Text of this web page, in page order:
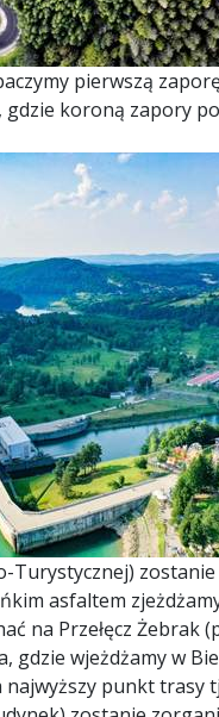
pierwszą
koroną zapory
Turystycznej)
asfaltem
na Przełęcz
wjeżdżamy w
punkt trasy